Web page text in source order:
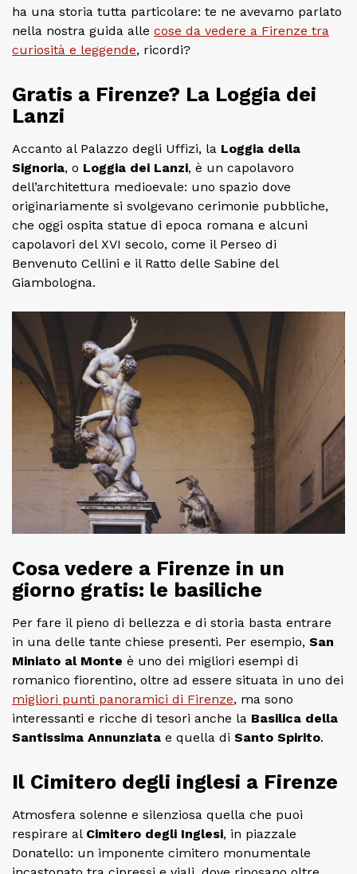
ha una storia tutta particolare: te ne avevamo parlato
nella nostra guida alle cose da vedere a Firenze tra
curiosità e leggende, ricordi?
Gratis a Firenze? La Loggia dei
Lanzi
Accanto al Palazzo degli Uffizi, la Loggia della
Signoria, o Loggia dei Lanzi, è un capolavoro
dell’architettura medioevale: uno spazio dove
originariamente si svolgevano cerimonie pubbliche,
che oggi ospita statue di epoca romana e alcuni
capolavori del XVI secolo, come il Perseo di
Benvenuto Cellini e il Ratto delle Sabine del
Giambologna.
Cosa vedere a Firenze in un
giorno gratis: le basiliche
Per fare il pieno di bellezza e di storia basta entrare
in una delle tante chiese presenti. Per esempio, San
Miniato al Monte è uno dei migliori esempi di
romanico fiorentino, oltre ad essere situata in uno dei
migliori punti panoramici di Firenze, ma sono
interessanti e ricche di tesori anche la Basilica della
Santissima Annunziata e quella di Santo Spirito.
Il Cimitero degli inglesi a Firenze
Atmosfera solenne e silenziosa quella che puoi
respirare al Cimitero degli Inglesi, in piazzale
Donatello: un imponente cimitero monumentale